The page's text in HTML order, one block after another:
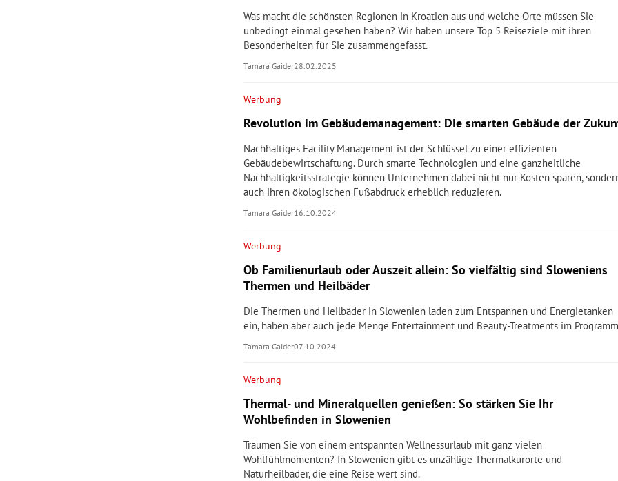
Was macht die schönsten Regionen in Kroatien aus und welche Orte müssen Sie
unbedingt einmal gesehen haben? Wir haben unsere Top 5 Reiseziele mit ihren
Besonderheiten für Sie zusammengefasst.
Tamara Gaider28.02.2025
Werbung
Revolution im Gebäudemanagement: Die smarten Gebäude der
Nachhaltiges Facility Management ist der Schlüssel zu einer effizienten
Gebäudebewirtschaftung. Durch smarte Technologien und eine ganzheitliche
Nachhaltigkeitsstrategie können Unternehmen dabei nicht nur Kosten sparen,
auch ihren ökologischen Fußabdruck erheblich reduzieren.
Tamara Gaider16.10.2024
Werbung
Ob Familienurlaub oder Auszeit allein: So vielfältig sind Sloweniens
Thermen und Heilbäder
Die Thermen und Heilbäder in Slowenien laden zum Entspannen und Energietanken
ein, haben aber auch jede Menge Entertainment und Beauty-Treatments im
Tamara Gaider07.10.2024
Werbung
Thermal- und Mineralquellen genießen: So stärken Sie Ihr
Wohlbefinden in Slowenien
Träumen Sie von einem entspannten Wellnessurlaub mit ganz vielen
Wohlfühlmomenten? In Slowenien gibt es unzählige Thermalkurorte und
Naturheilbäder, die eine Reise wert sind.